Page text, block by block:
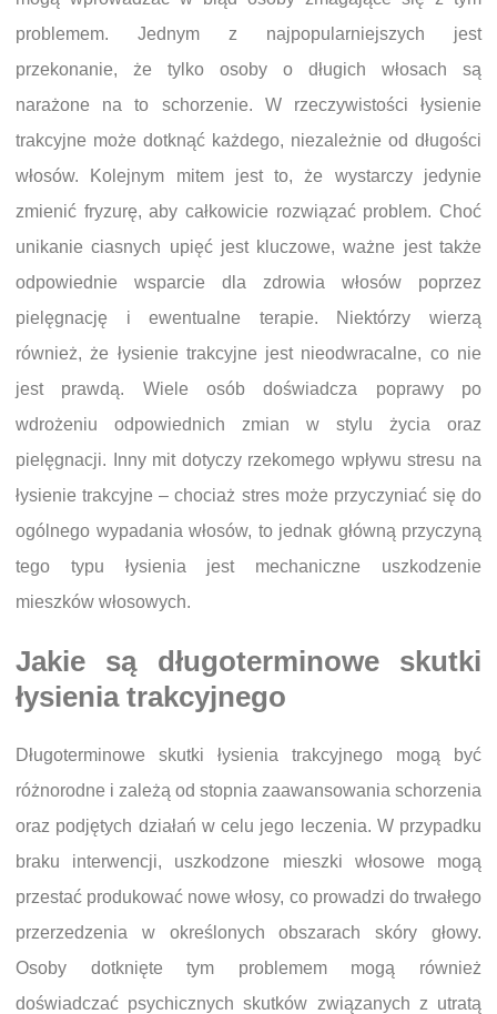
problemem. Jednym z najpopularniejszych jest
przekonanie, że tylko osoby o długich włosach są
narażone na to schorzenie. W rzeczywistości łysienie
trakcyjne może dotknąć każdego, niezależnie od długości
włosów. Kolejnym mitem jest to, że wystarczy jedynie
zmienić fryzurę, aby całkowicie rozwiązać problem. Choć
unikanie ciasnych upięć jest kluczowe, ważne jest także
odpowiednie wsparcie dla zdrowia włosów poprzez
pielęgnację i ewentualne terapie. Niektórzy wierzą
również, że łysienie trakcyjne jest nieodwracalne, co nie
jest prawdą. Wiele osób doświadcza poprawy po
wdrożeniu odpowiednich zmian w stylu życia oraz
pielęgnacji. Inny mit dotyczy rzekomego wpływu stresu na
łysienie trakcyjne – chociaż stres może przyczyniać się do
ogólnego wypadania włosów, to jednak główną przyczyną
tego typu łysienia jest mechaniczne uszkodzenie
mieszków włosowych.
Jakie są długoterminowe skutki
łysienia trakcyjnego
Długoterminowe skutki łysienia trakcyjnego mogą być
różnorodne i zależą od stopnia zaawansowania schorzenia
oraz podjętych działań w celu jego leczenia. W przypadku
braku interwencji, uszkodzone mieszki włosowe mogą
przestać produkować nowe włosy, co prowadzi do trwałego
przerzedzenia w określonych obszarach skóry głowy.
Osoby dotknięte tym problemem mogą również
doświadczać psychicznych skutków związanych z utratą